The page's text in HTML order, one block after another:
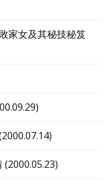
家女及其秘技秘笈
(2000.05.23)